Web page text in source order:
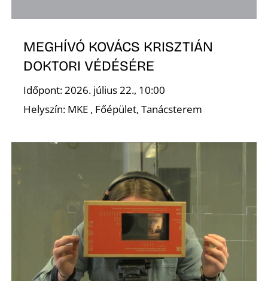
MEGHÍVÓ KOVÁCS KRISZTIÁN
DOKTORI VÉDÉSÉRE
Időpont: 2026. július 22., 10:00
Helyszín: MKE , Főépület, Tanácsterem